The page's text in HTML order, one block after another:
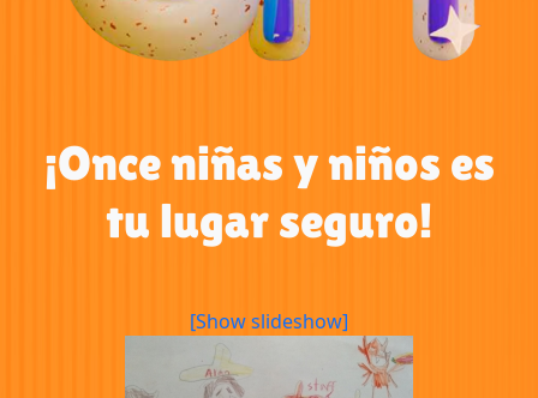
¡Once niñas y niños es
tu lugar seguro!
[Show slideshow]